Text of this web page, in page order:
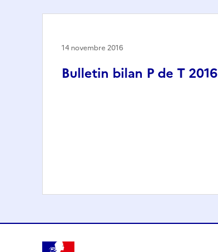
Bulletin bilan P de T 2016
14 novembre 2016